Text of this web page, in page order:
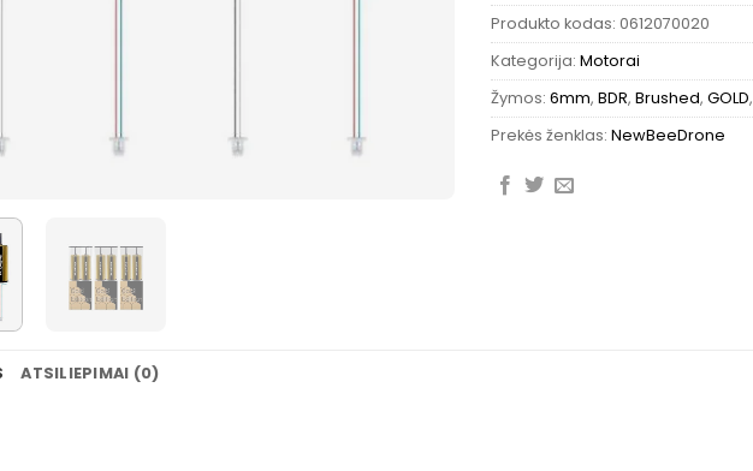
Produkto kodas: 0612070020
Kategorija: Motorai
Žymos: 6mm, BDR, Brushed, GOLD,
Prekės ženklas: NewBeeDrone
ATSILIEPIMAI (0)